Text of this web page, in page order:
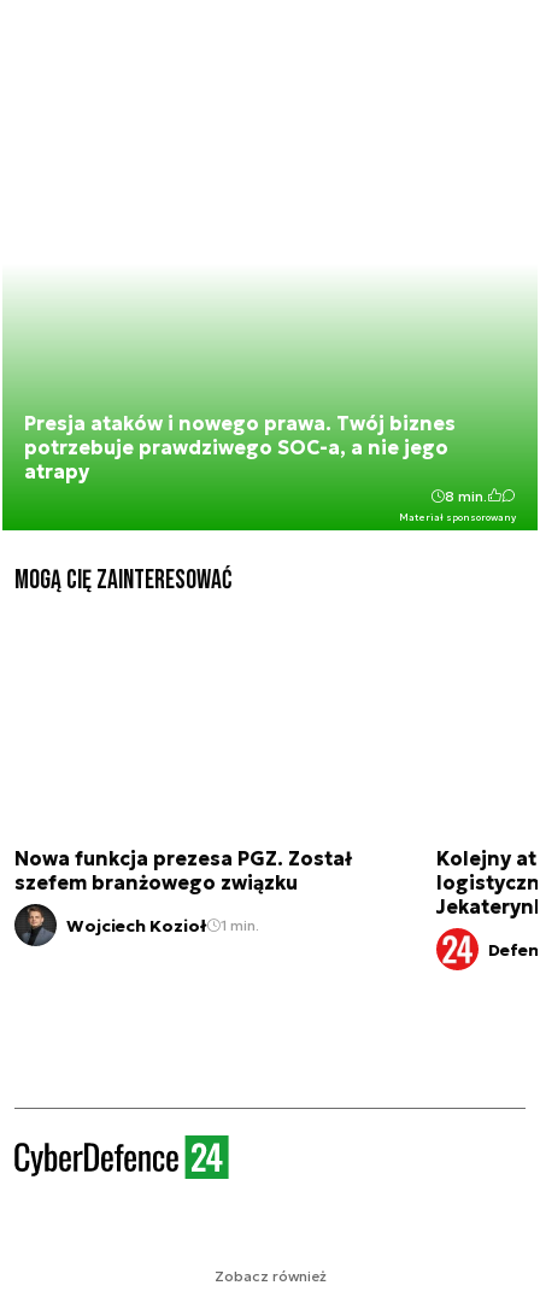
Presja ataków i nowego prawa. Twój biznes
potrzebuje prawdziwego SOC-a, a nie jego
atrapy
Materiał sponsorowany
8 min.
Mogą Cię zainteresować
Nowa funkcja prezesa PGZ. Został
szefem branżowego związku
Wojciech Kozioł 1 min.
Kolejny
Zobacz również